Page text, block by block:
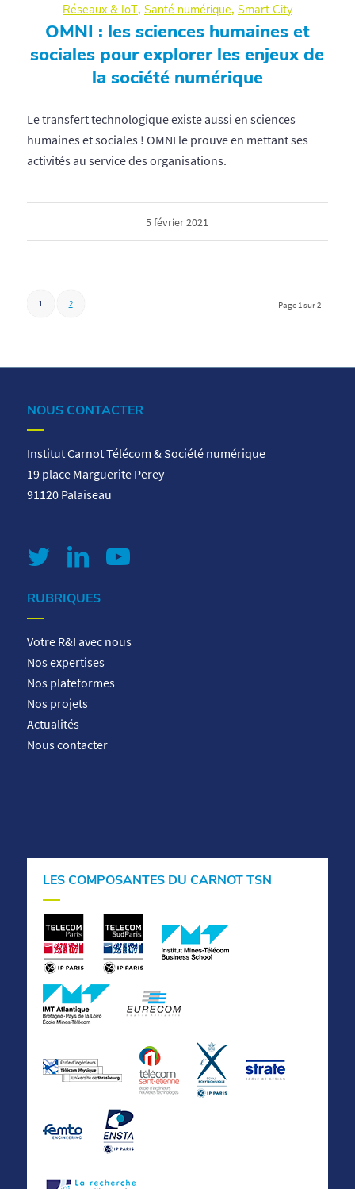
Réseaux & IoT, Santé numérique, Smart City
OMNI : les sciences humaines et
sociales pour explorer les enjeux de
la société numérique
Le transfert technologique existe aussi en sciences
humaines et sociales ! OMNI le prouve en mettant ses
activités au service des organisations.
5 février 2021
Page 1 sur 2
1 2
NOUS CONTACTER
Institut Carnot Télécom & Société numérique
19 place Marguerite Perey
91120 Palaiseau
RUBRIQUES
Votre R&I avec nous
Nos expertises
Nos plateformes
Nos projets
Actualités
Nous contacter
LES COMPOSANTES DU CARNOT TSN